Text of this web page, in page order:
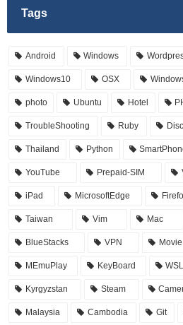
Tags
Android Windows
Windows10 OSX
photo Ubuntu Hotel
TroubleShooting Ruby
Thailand Python
YouTube Prepaid-SIM
iPad MicrosoftEdge
Taiwan Vim Mac
BlueStacks VPN Movie
MEmuPlay KeyBoard WSL
Kyrgyzstan Steam
Malaysia Cambodia Git